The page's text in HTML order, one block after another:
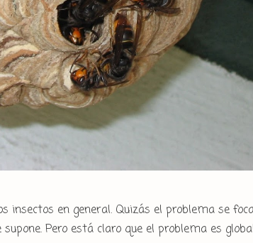
insectos en general. Quizás el problema se
Pero está claro que el problema es